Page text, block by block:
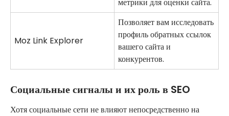
Moz Link Explorer
Позволяет вам исследовать
профиль обратных ссылок
вашего сайта и
конкурентов.
Социальные сигналы и их роль в SEO
Хотя социальные сети не влияют непосредственно на